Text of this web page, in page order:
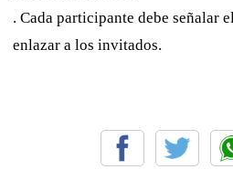
. Cada participante debe señalar
enlazar a los invitados.